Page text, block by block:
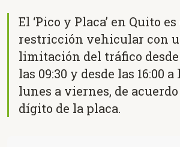
El ‘Pico y Placa’ en Quito
restricción vehicular con
limitación del tráfico desde
las 09:30 y desde las 16:00 a
lunes a viernes, de
dígito de la placa.